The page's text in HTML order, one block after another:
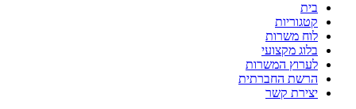
בית
קטגוריות
לוח משרות
בלוג מקצועי
לערוץ המשרות
הרשת החברתית
יצירת קשר